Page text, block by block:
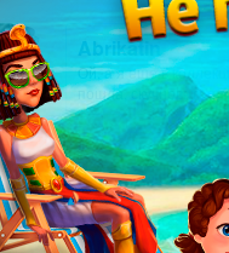
Abrikatin
Ой, а я еще в
пошла, скучноватая.
tongo
По-моему, эта игра
ошибаюсь? Неужели